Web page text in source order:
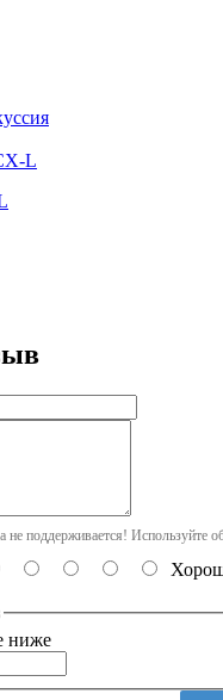
L
не поддерживается! Используйте
ниже